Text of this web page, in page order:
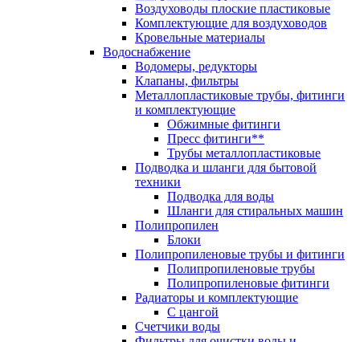
Воздуховоды плоские пластиковые
Комплектующие для воздуховодов
Кровельные материалы
Водоснабжение
Водомеры, редукторы
Клапаны, фильтры
Металлопластиковые трубы, фитинги
и комплектующие
Обжимные фитинги
Пресс фитинги**
Трубы металлопластиковые
Подводка и шланги для бытовой
техники
Подводка для воды
Шланги для стиральных машин
Полипропилен
Блоки
Полипропиленовые трубы и фитинги
Полипропиленовые трубы
Полипропиленовые фитинги
Радиаторы и комплектующие
С цангой
Счетчики воды